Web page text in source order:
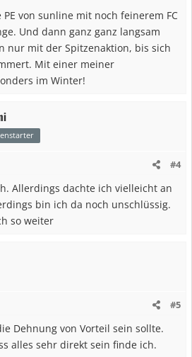
PE von sunline mit noch feinerem FC
Und dann ganz ganz langsam
nur mit der Spitzenaktion, bis sich
Mit einer meiner
im Winter!
#4
Allerdings dachte ich vielleicht an
bin ich da noch unschlüssig.
so weiter
#5
Dehnung von Vorteil sein sollte.
alles sehr direkt sein finde ich.